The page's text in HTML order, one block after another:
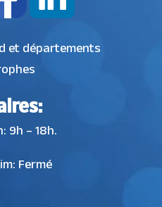
et départements
9h – 18h.
Fermé